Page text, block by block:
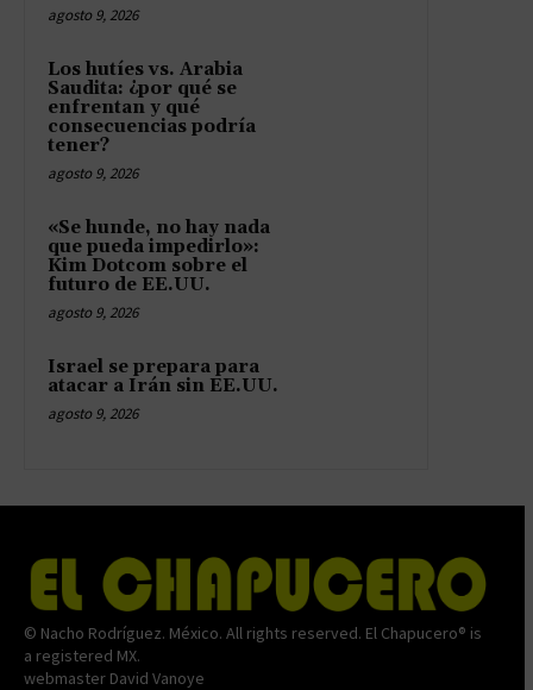
agosto 9, 2026
Los hutíes vs. Arabia
Saudita: ¿por qué se
enfrentan y qué
consecuencias podría
tener?
agosto 9, 2026
«Se hunde, no hay nada
que pueda impedirlo»:
Kim Dotcom sobre el
futuro de EE.UU.
agosto 9, 2026
Israel se prepara para
atacar a Irán sin EE.UU.
agosto 9, 2026
© Nacho Rodríguez. México. All rights reserved. El Chapucero® is
a registered MX.
webmaster David Vanoye